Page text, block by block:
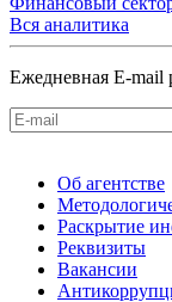
Вся аналитика
Ежедневная E-mail
Об агентстве
Раскрытие
Реквизиты
Вакансии